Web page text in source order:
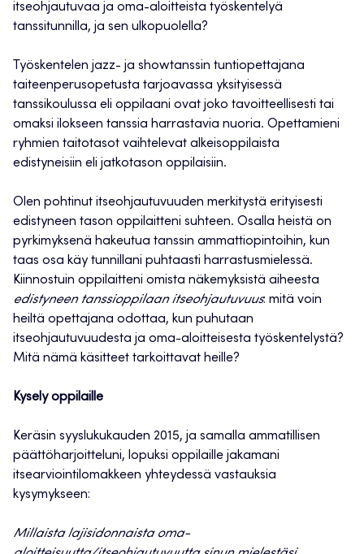
itseohjautuvaa ja oma-aloitteista työskentelyä
tanssitunnilla, ja sen ulkopuolella?
Työskentelen jazz- ja showtanssin tuntiopettajana
taiteenperusopetusta tarjoavassa yksityisessä
tanssikoulussa eli oppilaani ovat joko tavoitteellisesti tai
omaksi ilokseen tanssia harrastavia nuoria. Opettamieni
ryhmien taitotasot vaihtelevat alkeisoppilaista
edistyneisiin eli jatkotason oppilaisiin.
Olen pohtinut itseohjautuvuuden merkitystä erityisesti
edistyneen tason oppilaitteni suhteen. Osalla heistä on
pyrkimyksenä hakeutua tanssin ammattiopintoihin, kun
taas osa käy tunnillani puhtaasti harrastusmielessä.
Kiinnostuin oppilaitteni omista näkemyksistä aiheesta
edistyneen tanssioppilaan itseohjautuvuus: mitä voin
heiltä opettajana odottaa, kun puhutaan
itseohjautuvuudesta ja oma-aloitteisesta työskentelystä?
Mitä nämä käsitteet tarkoittavat heille?
Kysely oppilaille
Keräsin syyslukukauden 2015, ja samalla ammatillisen
päättöharjoitteluni, lopuksi oppilaille jakamani
itsearviointilomakkeen yhteydessä vastauksia
kysymykseen:
Millaista lajisidonnaista oma-